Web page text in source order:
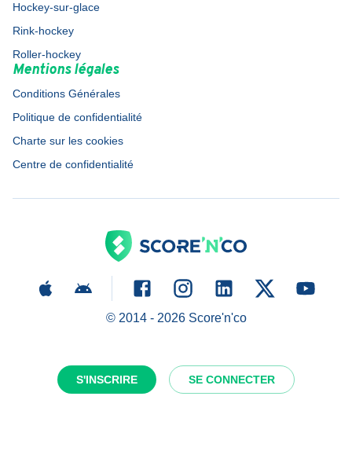
S'INSCRIRE SE CONNECTER
Hockey-sur-glace
Rink-hockey
Roller-hockey
Mentions légales
Conditions Générales
Politique de confidentialité
Charte sur les cookies
Centre de confidentialité
© 2014 - 2026Score'n'co